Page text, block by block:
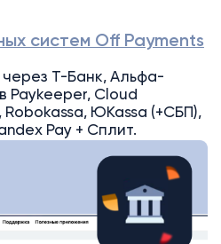
систем Off Payments
Т-Банк, Альфа-
Paykeeper, Cloud
ЮKassa (+СБП),
Pay + Сплит.